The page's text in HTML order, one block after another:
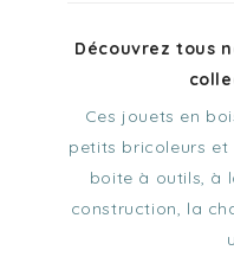
Découvrez tous
Ces jouets en
petits bricoleurs et
boite à outils, à
construction, la